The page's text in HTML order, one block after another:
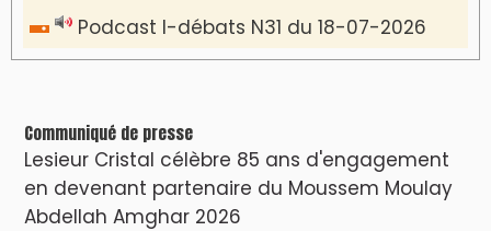
Podcast I-débats N31 du 18-07-2026
Communiqué de presse
Lesieur Cristal célèbre 85 ans d'engagement
en devenant partenaire du Moussem Moulay
Abdellah Amghar 2026